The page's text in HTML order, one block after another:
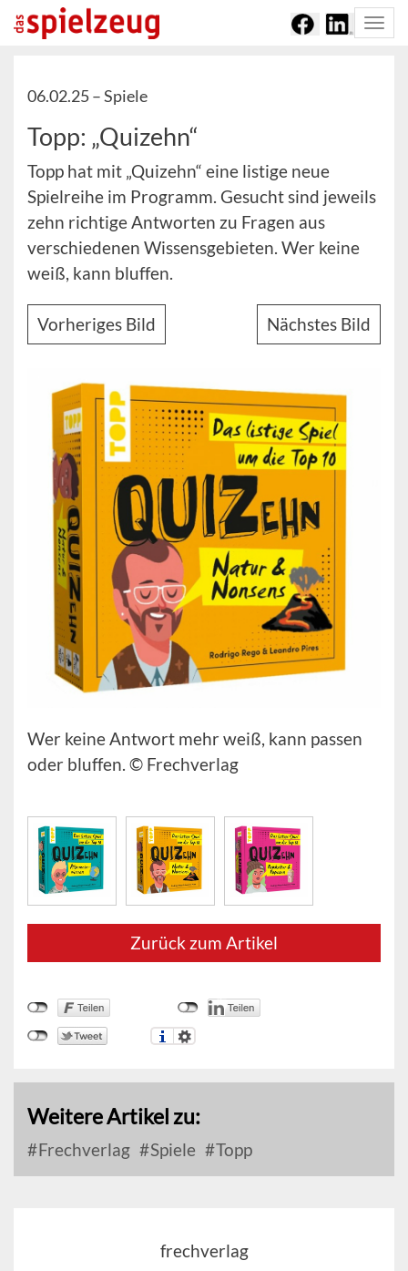
06.02.25 –Spiele
Topp: „Quizehn“
Topp hat mit „Quizehn“ eine listige neue
Spielreihe im Programm. Gesucht sind jeweils
zehn richtige Antworten zu Fragen aus
verschiedenen Wissensgebieten. Wer keine
weiß, kann bluffen.
Vorheriges Bild Nächstes Bild
Wer keine Antwort mehr weiß, kann passen
oder bluffen. © Frechverlag
Zurück zum Artikel
Weitere Artikel zu:
Frechverlag Spiele Topp
frechverlag